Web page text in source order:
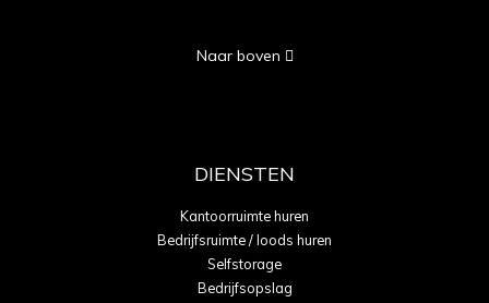
Naar boven
DIENSTEN
Kantoorruimte huren
Bedrijfsruimte / loods huren
Selfstorage
Bedrijfsopslag